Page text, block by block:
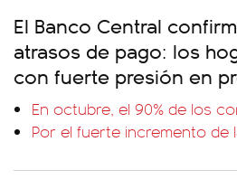
El Banco Central
atrasos de pago: los
con fuerte presión en
En octubre, el 90% de los
Por el fuerte incremento de